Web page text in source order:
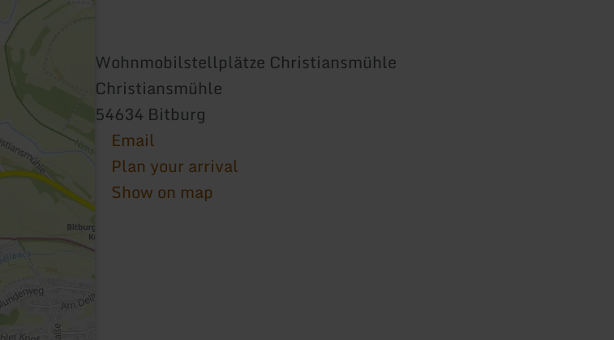
Wohnmobilstellplätze Christiansmühle
Christiansmühle
54634 Bitburg
Email
Plan your arrival
Show on map